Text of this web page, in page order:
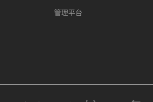
管理平台